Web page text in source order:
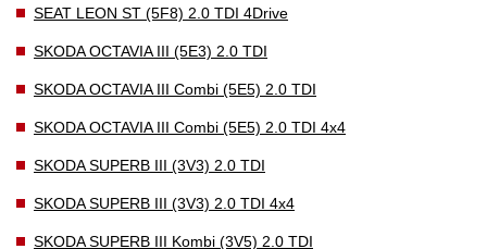
SEAT LEON ST (5F8) 2.0 TDI 4Drive
SKODA OCTAVIA III (5E3) 2.0 TDI
SKODA OCTAVIA III Combi (5E5) 2.0 TDI
SKODA OCTAVIA III Combi (5E5) 2.0 TDI 4x4
SKODA SUPERB III (3V3) 2.0 TDI
SKODA SUPERB III (3V3) 2.0 TDI 4x4
SKODA SUPERB III Kombi (3V5) 2.0 TDI